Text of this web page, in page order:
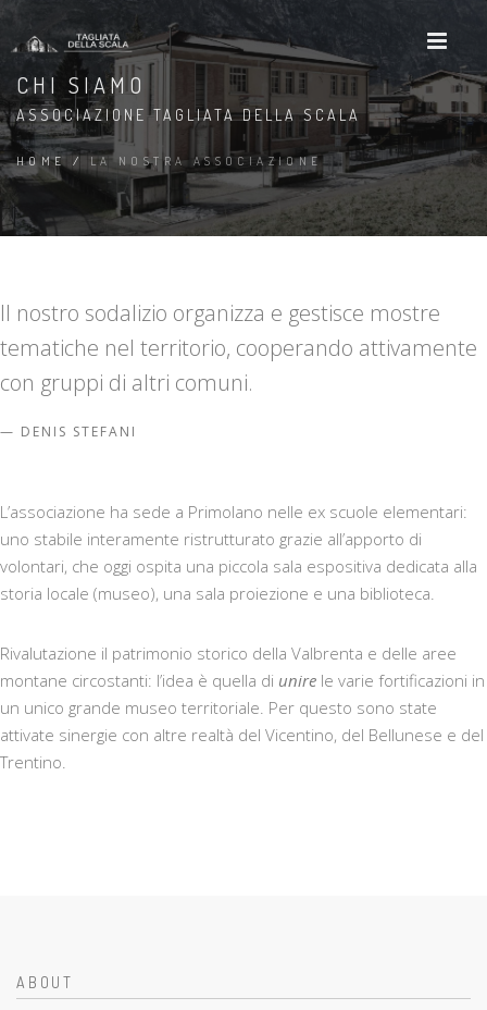
CHI SIAMO
ASSOCIAZIONE TAGLIATA DELLA SCALA
HOME / LA NOSTRA ASSOCIAZIONE
Il nostro sodalizio organizza e gestisce mostre
tematiche nel territorio, cooperando attivamente
con gruppi di altri comuni.
DENIS STEFANI
L’associazione ha sede a Primolano nelle ex scuole elementari:
uno stabile interamente ristrutturato grazie all’apporto di
volontari, che oggi ospita una piccola sala espositiva dedicata alla
storia locale (museo), una sala proiezione e una biblioteca.
Rivalutazione il patrimonio storico della Valbrenta e delle aree
montane circostanti: l’idea è quella di unire le varie fortificazioni in
un unico grande museo territoriale. Per questo sono state
attivate sinergie con altre realtà del Vicentino, del Bellunese e del
Trentino.
ABOUT